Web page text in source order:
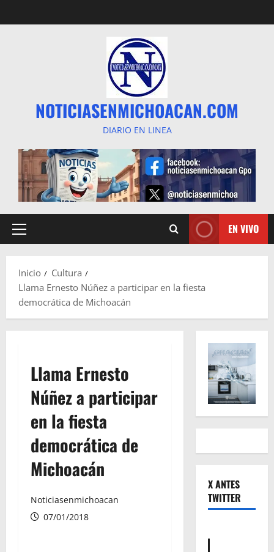
al
NOTICIASENMICHOACAN.COM
DIARIO EN LINEA
Menú
EN VIVO
Inicio
Cultura
Llama Ernesto Núñez a participar en la fiesta
democrática de Michoacán
Llama Ernesto
Núñez a participar
en la fiesta
democrática de
Michoacán
Noticiasenmichoacan
07/01/2018
X ANTES
TWITTER